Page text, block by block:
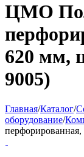
ЦМО
620 мм,
9005)
Главная/Каталог/
оборудование/